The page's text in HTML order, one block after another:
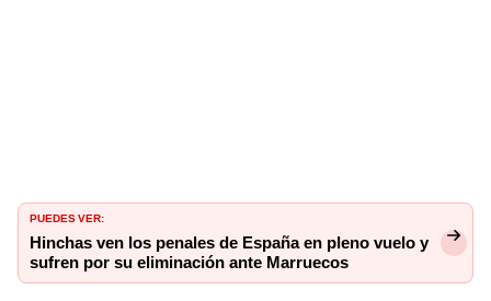
PUEDES VER:
Hinchas ven los penales de España en pleno vuelo y
sufren por su eliminación ante Marruecos